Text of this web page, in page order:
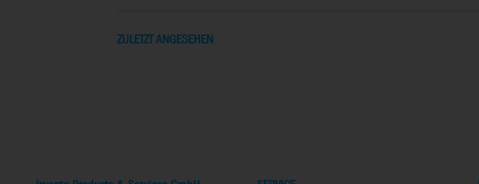
ZULETZT ANGESEHEN